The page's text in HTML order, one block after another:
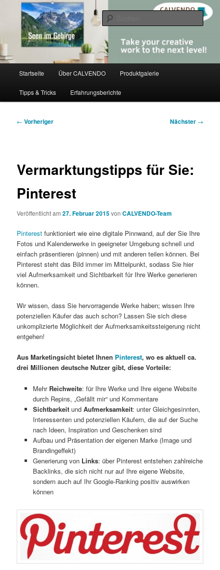
primären
springenCALVENDO
share creativity
Startseite Über CALVENDO Produktgalerie
Tipps & Tricks Erfahrungsberichte
Beitragsnavigation
← Vorheriger Nächster →
Vermarktungstipps für Sie:
Pinterest
Veröffentlicht am27. Februar 2015vonCALVENDO-Team
Pinterestfunktioniert wie eine digitale Pinnwand, auf der Sie Ihre
Fotos und Kalenderwerke in geeigneter Umgebung schnell und
einfach präsentieren (pinnen) und mit anderen teilen können. Bei
Pinterest steht das Bild immer im Mittelpunkt, sodass Sie hier
viel Aufmerksamkeit und Sichtbarkeit für Ihre Werke generieren
können.
Wir wissen, dass Sie hervorragende Werke haben; wissen Ihre
potenziellen Käufer das auch schon? Lassen Sie sich diese
unkomplizierte Möglichkeit der Aufmerksamkeitssteigerung nicht
entgehen!
Aus Marketingsicht bietet Ihnen Pinterest, wo es aktuell ca.
drei Millionen deutsche Nutzer gibt, diese Vorteile:
Mehr Reichweite: für Ihre Werke und Ihre eigene Website
durch Repins, „Gefällt mir“ und Kommentare
Sichtbarkeitund Aufmerksamkeit: unter Gleichgesinnten,
Interessenten und potenziellen Käufern, die auf der Suche
nach Ideen, Inspiration und Geschenken sind
Aufbau und Präsentation der eigenen Marke (Image und
Brandingeffekt)
Generierung von Links: über Pinterest entstehen zahlreiche
Backlinks, die sich nicht nur auf Ihre eigene Website,
sondern auch auf Ihr Google-Ranking positiv auswirken
können